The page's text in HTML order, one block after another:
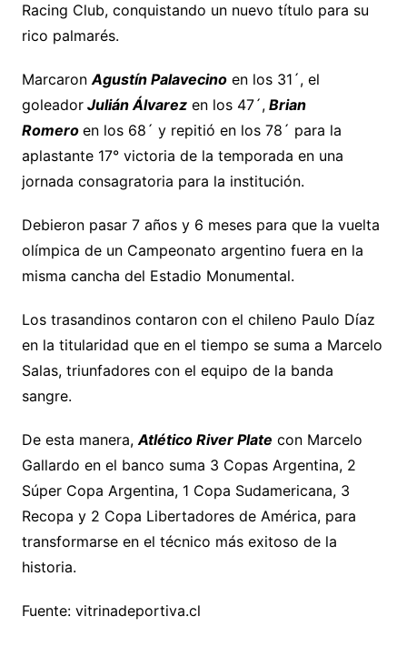
Racing Club, conquistando un nuevo título para su
rico palmarés.
MarcaronAgustín Palavecinoen los 31´, el
goleadorJulián Álvarez en los 47´,Brian
Romero en los 68´ y repitió en los 78´ para la
aplastante 17° victoria de la temporada en una
jornada consagratoria para la institución.
Debieron pasar 7 años y 6 meses para que la vuelta
olímpica de un Campeonato argentino fuera en la
misma cancha del Estadio Monumental.
Los trasandinos contaron con el chileno Paulo Díaz
en la titularidad que en el tiempo se suma a Marcelo
Salas, triunfadores con el equipo de la banda
sangre.
De esta manera,Atlético River Plate con Marcelo
Gallardo en el banco suma 3 Copas Argentina, 2
Súper Copa Argentina, 1 Copa Sudamericana, 3
Recopa y 2 Copa Libertadores de América, para
transformarse en el técnico más exitoso de la
historia.
Fuente: vitrinadeportiva.cl